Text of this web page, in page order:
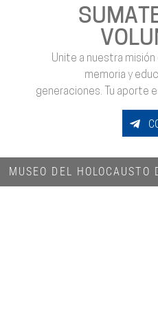
Unite a nuestra misión
memoria y
generaciones. Tu aporte
MUSEO DEL